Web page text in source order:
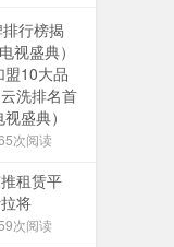
10大品
洗排名首
盛典）
次阅读
租赁平
将
次阅读